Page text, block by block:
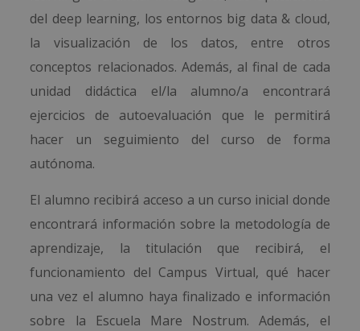
del deep learning, los entornos big data & cloud,
la visualización de los datos, entre otros
conceptos relacionados. Además, al final de cada
unidad didáctica el/la alumno/a encontrará
ejercicios de autoevaluación que le permitirá
hacer un seguimiento del curso de forma
autónoma.
El alumno recibirá acceso a un curso inicial donde
encontrará información sobre la metodología de
aprendizaje, la titulación que recibirá, el
funcionamiento del Campus Virtual, qué hacer
una vez el alumno haya finalizado e información
sobre la Escuela Mare Nostrum. Además, el